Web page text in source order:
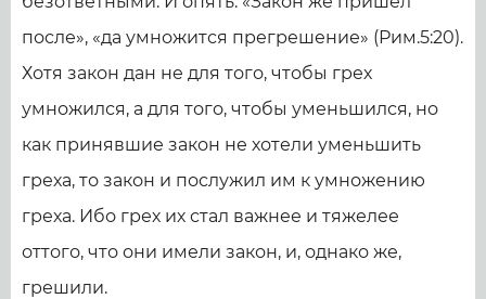
после», «да умножится прегрешение» (Рим.5:20).
Хотя закон дан не для того, чтобы грех
умножился, а для того, чтобы уменьшился, но
как принявшие закон не хотели уменьшить
греха, то закон и послужил им к умножению
греха. Ибо грех их стал важнее и тяжелее
оттого, что они имели закон, и, однако же,
грешили.